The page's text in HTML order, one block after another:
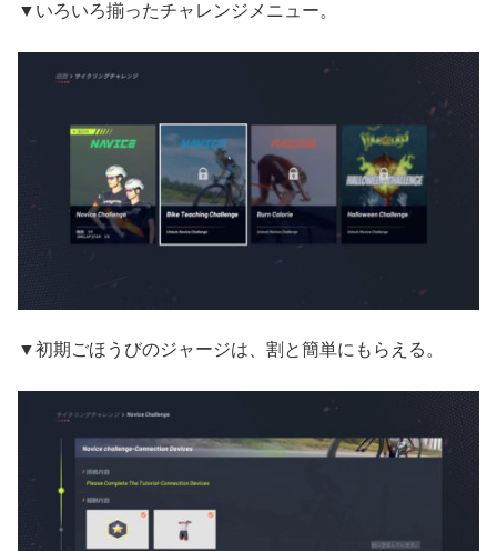
▼いろいろ揃ったチャレンジメニュー。
▼初期ごほうびのジャージは、割と簡単にもらえる。